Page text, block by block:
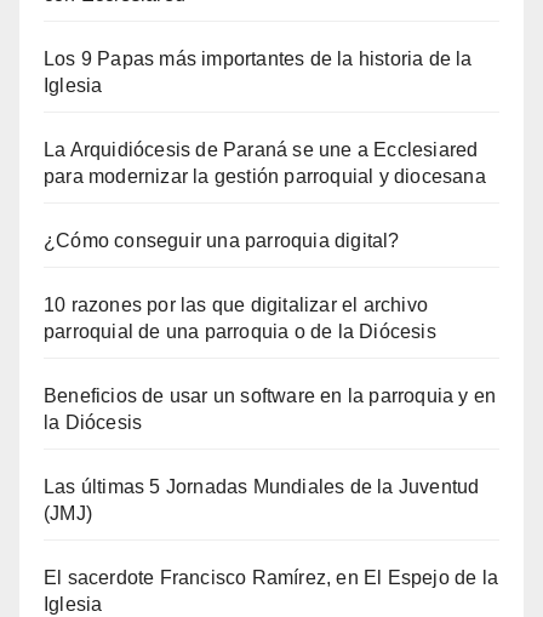
Los 9 Papas más importantes de la historia de la
Iglesia
La Arquidiócesis de Paraná se une a Ecclesiared
para modernizar la gestión parroquial y diocesana
¿Cómo conseguir una parroquia digital?
10 razones por las que digitalizar el archivo
parroquial de una parroquia o de la Diócesis
Beneficios de usar un software en la parroquia y en
la Diócesis
Las últimas 5 Jornadas Mundiales de la Juventud
(JMJ)
El sacerdote Francisco Ramírez, en El Espejo de la
Iglesia